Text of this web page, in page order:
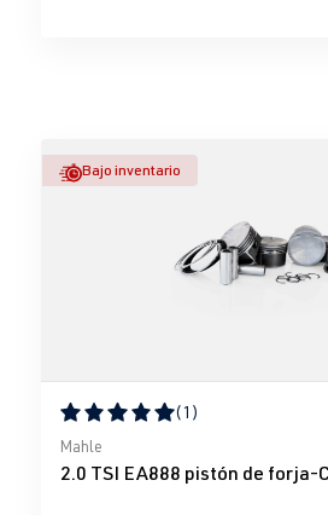
Bajo inventario
Calificación promedio de 5 de 5
(1)
Mahle
2.0 TSI EA888 pistón de forja-